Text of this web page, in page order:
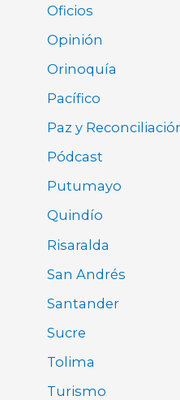
Oficios
Opinión
Orinoquía
Pacífico
Paz y
Pódcast
Putumayo
Quindío
Risaralda
San Andrés
Santander
Sucre
Tolima
Turismo